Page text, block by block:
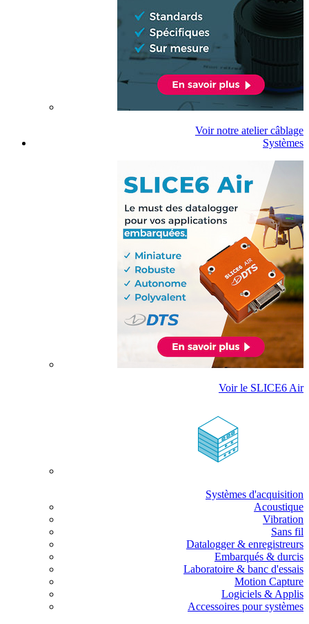
Voir notre atelier câblage
Systèmes
Voir le SLICE6 Air
Systèmes d'acquisition
Acoustique
Vibration
Sans fil
Datalogger & enregistreurs
Embarqués & durcis
Laboratoire & banc d'essais
Motion Capture
Logiciels & Applis
Accessoires pour systèmes